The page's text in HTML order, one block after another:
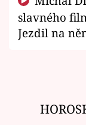
slavného
Jezdil na